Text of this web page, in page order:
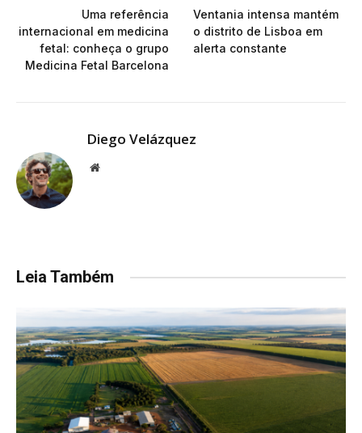
Uma referência
internacional em medicina
fetal: conheça o grupo
Medicina Fetal Barcelona
Ventania intensa mantém
o distrito de Lisboa em
alerta constante
Diego Velázquez
Website
Leia Também